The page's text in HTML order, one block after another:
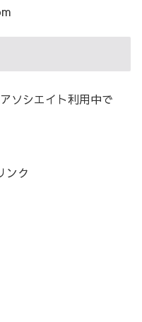
ソシエイト利用中で
ンク